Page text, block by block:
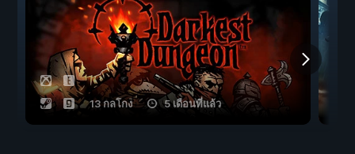
13 กลโกง 5 เดือนที่แล้ว